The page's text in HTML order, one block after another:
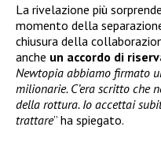
La rivelazione più
momento della
chiusura della
anche un accordo di
Newtopia abbiamo firmato
milionarie. C’era scritto che
della rottura. Io accettai
trattare” ha spiegato.